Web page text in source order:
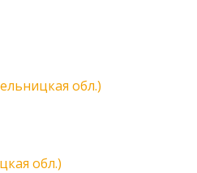
обл.)
обл.)